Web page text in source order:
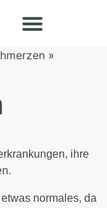
»
ihre
normales, da